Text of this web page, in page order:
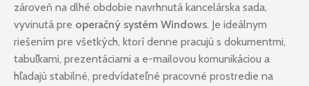
zároveň na dlhé obdobie navrhnutá kancelárska sada,
vyvinutá pre operačný systém Windows. Je ideálnym
riešením pre všetkých, ktorí denne pracujú s dokumentmi,
tabuľkami, prezentáciami a e-mailovou komunikáciou a
hľadajú stabilné, predvídateľné pracovné prostredie na